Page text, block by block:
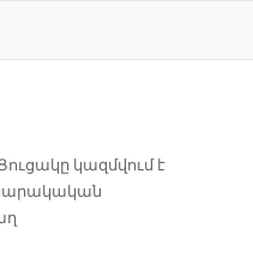
կազմվում է